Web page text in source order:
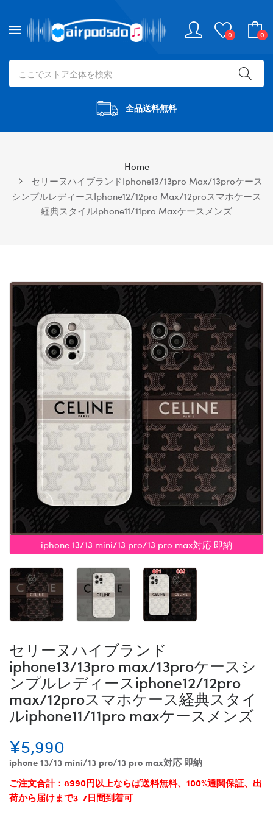
0 0
全品送料無料
Home
セリーヌハイブランドiphone13/13pro Max/13proケース
シンプルレディースiphone12/12pro Max/12proスマホケース
経典スタイルiphone11/11pro Maxケースメンズ
iphone 13/13 mini/13 pro/13 pro max対応 即納
セリーヌハイブランド
iphone13/13pro max/13proケースシ
ンプルレディースiphone12/12pro
max/12proスマホケース経典スタイ
ルiphone11/11pro maxケースメンズ
¥5,990
iphone 13/13 mini/13 pro/13 pro max対応 即納
ご注文合計：8990円以上ならば送料無料、100%通関保証、出
荷から届けまで3-7日間到着可